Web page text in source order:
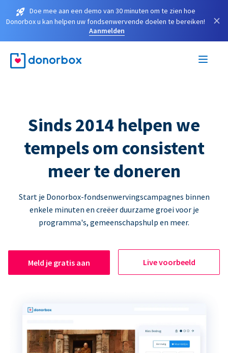
Doe mee aan een demo van 30 minuten om te zien hoe
Donorbox u kan helpen uw fondsenwervende doelen te bereiken!
Aanmelden
×
Sinds 2014 helpen we
tempels om consistent
meer te doneren
Start je Donorbox-fondsenwervingscampagnes binnen
enkele minuten en creëer duurzame groei voor je
programma's, gemeenschapshulp en meer.
Meld je gratis aan Live voorbeeld